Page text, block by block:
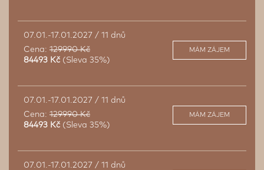
07.01.-17.01.2027 / 11 dnů
Cena: 129990 Kč
84493 Kč (Sleva 35%)
MÁM ZÁJEM
07.01.-17.01.2027 / 11 dnů
Cena: 129990 Kč
84493 Kč (Sleva 35%)
MÁM ZÁJEM
07.01.-17.01.2027 / 11 dnů